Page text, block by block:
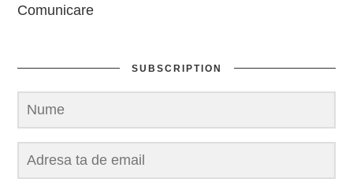
Comunicare
SUBSCRIPTION